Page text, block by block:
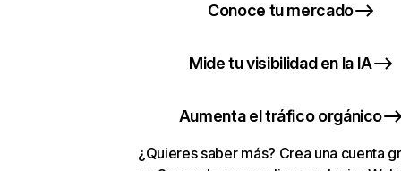
Conoce tu mercado
Mide tu visibilidad en la IA
Aumenta el tráfico orgánico
¿Quieres saber más? Crea una cuenta